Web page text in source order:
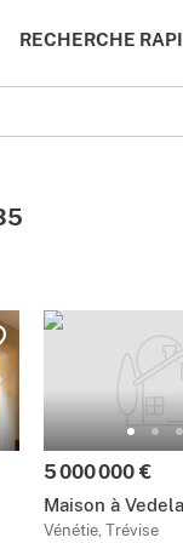
RECHERCHE
5 000 000 €
Maison à
Vénétie, Trévise